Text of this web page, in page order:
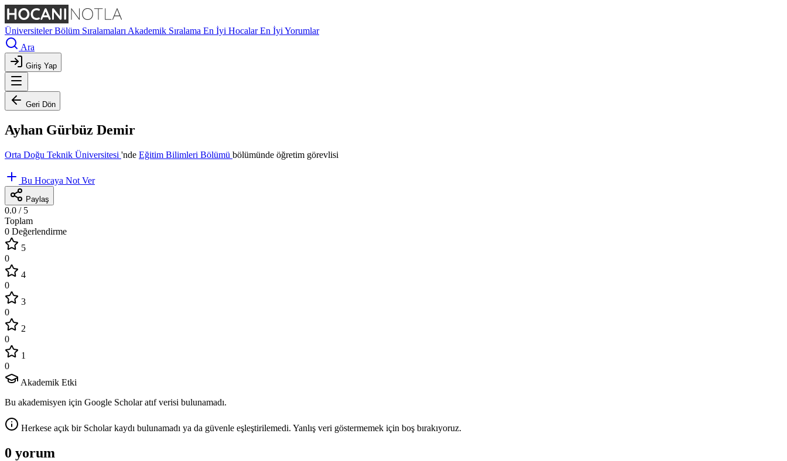
ÜniversitelerBölüm Sıralamaları Akademik Sıralama En İyi HocalarEn İyi Yorumlar
Ara
Giriş Yap
Geri Dön
Ayhan Gürbüz Demir
Orta Doğu Teknik Üniversitesi 'nde Eğitim Bilimleri Bölümü bölümünde öğretim görevlisi
Bu Hocaya Not Ver
Paylaş
0.0 / 5
Toplam
0 Değerlendirme
5
0
4
0
3
0
2
0
1
0
Akademik Etki
Bu akademisyen için Google Scholar atıf verisi bulunamadı.
Herkese açık bir Scholar kaydı bulunamadı ya da güvenle eşleştirilemedi. Yanlış veri göstermemek için boş bırakıyoruz.
0 yorum